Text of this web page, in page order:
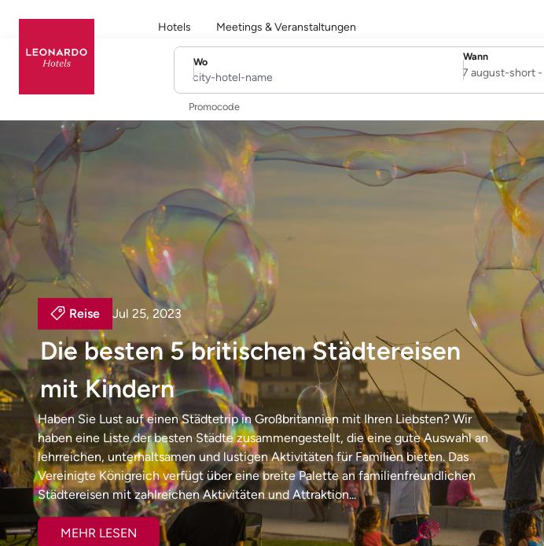
Hotels Meetings & Veranstaltungen
Reise Jul 25, 2023
Die besten 5 britischen Städtereisen
mit Kindern
Haben Sie Lust auf einen Städtetrip in Großbritannien mit Ihren Liebsten? Wir
haben eine Liste der besten Städte zusammengestellt, die eine gute Auswahl an
lehrreichen, unterhaltsamen und lustigen Aktivitäten für Familien bieten. Das
Vereinigte Königreich verfügt über eine breite Palette an familienfreundlichen
Städtereisen mit zahlreichen Aktivitäten und Attraktion...
MEHR LESEN
Wo
city-hotel-name
Wann
SelectDate
7 august-short-
Promocode